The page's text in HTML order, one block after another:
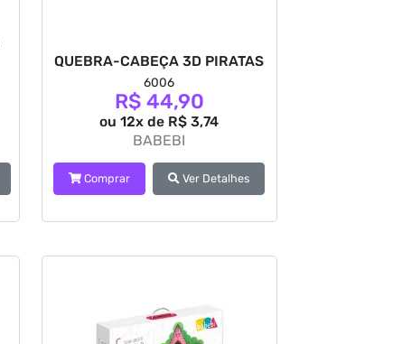
QUEBRA-CABEÇA 3D PIRATAS
6006
R$ 44,90
ou 12x de R$ 3,74
BABEBI
Comprar Ver Detalhes